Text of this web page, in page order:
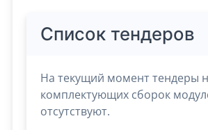
Список тендеров
На текущий момент тендеры
комплектующих сборок
отсутствуют.